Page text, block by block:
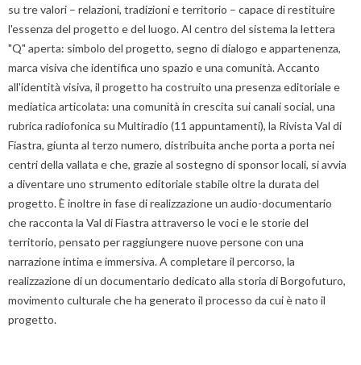
su tre valori – relazioni, tradizioni e territorio – capace di restituire
l'essenza del progetto e del luogo. Al centro del sistema la lettera
"Q" aperta: simbolo del progetto, segno di dialogo e appartenenza,
marca visiva che identifica uno spazio e una comunità. Accanto
all'identità visiva, il progetto ha costruito una presenza editoriale e
mediatica articolata: una comunità in crescita sui canali social, una
rubrica radiofonica su Multiradio (11 appuntamenti), la Rivista Val di
Fiastra, giunta al terzo numero, distribuita anche porta a porta nei
centri della vallata e che, grazie al sostegno di sponsor locali, si avvia
a diventare uno strumento editoriale stabile oltre la durata del
progetto. È inoltre in fase di realizzazione un audio-documentario
che racconta la Val di Fiastra attraverso le voci e le storie del
territorio, pensato per raggiungere nuove persone con una
narrazione intima e immersiva. A completare il percorso, la
realizzazione di un documentario dedicato alla storia di Borgofuturo,
movimento culturale che ha generato il processo da cui è nato il
progetto.